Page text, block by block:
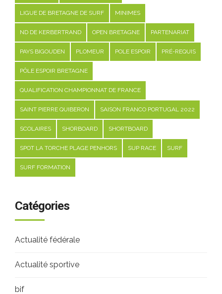
LIGUE DE BRETAGNE DE SURF MINIMES
ND DE KERBERTRAND OPEN BRETAGNE PARTENARIAT
PAYS BIGOUDEN PLOMEUR POLE ESPOIR PRÉ-REQUIS
PÔLE ESPOIR BRETAGNE
QUALIFICATION CHAMPIONNAT DE FRANCE
SAINT PIERRE QUIBERON SAISON FRANCO PORTUGAL 2022
SCOLAIRES SHORBOARD SHORTBOARD
SPOT LA TORCHE PLAGE PENHORS SUP RACE SURF
SURF FORMATION
Catégories
Actualité fédérale
Actualité sportive
bif